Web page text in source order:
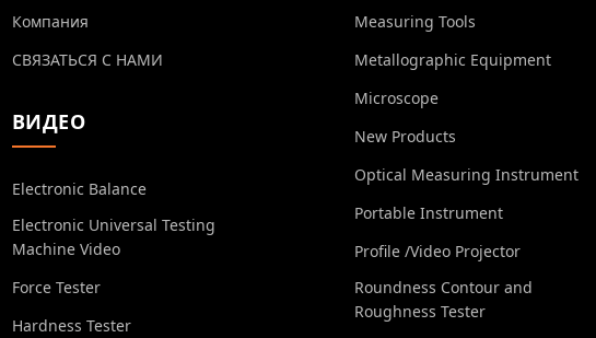
Компания
СВЯЗАТЬСЯ С НАМИ
ВИДЕО
Electronic Balance
Electronic Universal Testing
Machine Video
Force Tester
Hardness Tester
Measuring Tools
Metallographic Equipment
Microscope
New Products
Optical Measuring Instrument
Portable Instrument
Profile /Video Projector
Roundness Contour and
Roughness Tester